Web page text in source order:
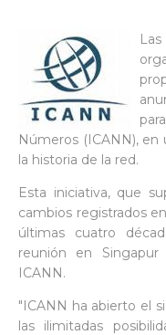
Números (ICANN),
la historia de la red.
Esta iniciativa, que
cambios registrados
últimas cuatro
reunión en
ICANN.
"ICANN ha abierto el
las ilimitadas